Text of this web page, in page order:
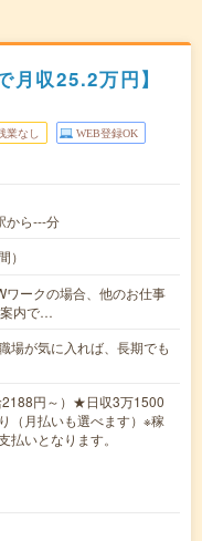
月収25.2万円】
業なし WEB登録OK
から---分
）
ークの場合、他のお仕事
案内で…
が気に入れば、長期でも
円～）★日収3万1500
（月払いも選べます）※稼
いとなります。